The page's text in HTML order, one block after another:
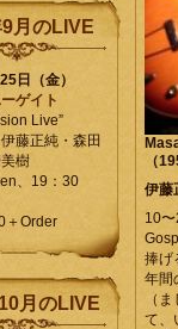
月のLIVE
日（金）
ゲイト
Live”
藤正純・森田
樹
、19：30
＋Order
月のLIVE
（
伊藤
10
捧げ
年間
（
て、